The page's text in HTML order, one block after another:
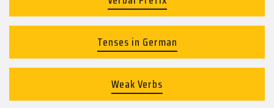
Tenses in German
Weak Verbs